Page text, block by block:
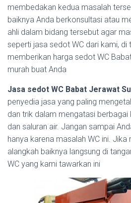
membedakan kedua masalah
baiknya Anda berkonsultasi atau
ahli dalam bidang tersebut agar
seperti jasa sedot WC dari kami, di
memberikan harga sedot WC
murah buat Anda
Jasa sedot WC Babat Jerawat
penyedia jasa yang paling
dan trik dalam mengatasi berbagai
dan saluran air. Jangan sampai
hanya karena masalah WC ini. Jika
alangkah baiknya langsung di
WC yang kami tawarkan ini